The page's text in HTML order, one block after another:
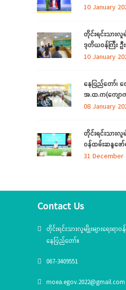
ဂုဏ်ထူးဆောင်ဆုမျ
စည်းလုံးညီညွတ်
မနောအကကို ရို
အေးချမ်းပျော်
10 January
တိုင်းရင်းသားလူမ
ဒုတိယဝန်ကြီး ဦ
ကချင်ပြည်နယ်၊ ညွှ
10 January
နေပြည်တော်၊
အ.ထ.က(ကျော
အ.ထ.က(ရေဆင်း)
ရေးရာဝန်ကြီးဌ
ယဉ်ကျေးမှုပြ
08 January
တိုင်းရင်းသားလူမ
ဝန်ထမ်းဆန္ဒဖေ
သက်သာချောင်
31 December
Contact Us
တိုင်းရင်းသားလူမျိုးများရေးရာဝ
နေပြည်တော်။
067-3409551
moea.egov.2022@gmail.com